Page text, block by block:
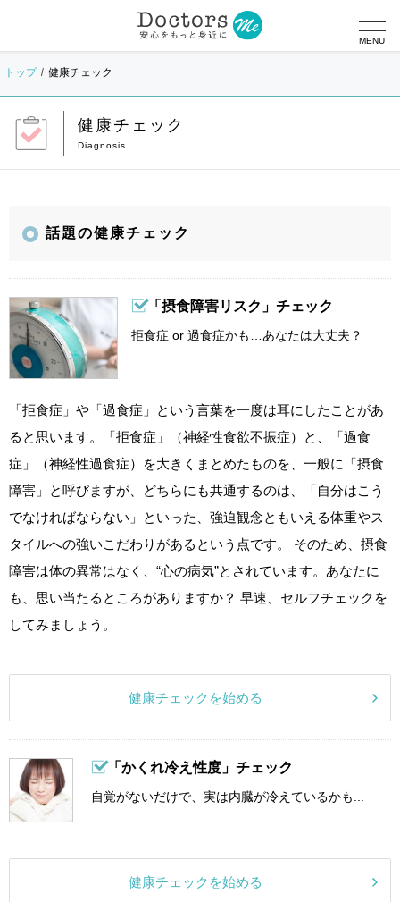
MENU
トップ 健康チェック
健康チェック
話題の健康チェック
「摂食障害リスク」チェック
拒食症 or 過食症かも…あなたは大丈夫？
「拒食症」や「過食症」という言葉を一度は耳にしたことがあ
ると思います。「拒食症」（神経性食欲不振症）と、「過食
症」（神経性過食症）を大きくまとめたものを、一般に「摂食
障害」と呼びますが、どちらにも共通するのは、「自分はこう
でなければならない」といった、強迫観念ともいえる体重やス
タイルへの強いこだわりがあるという点です。 そのため、摂食
障害は体の異常はなく、“心の病気”とされています。あなたに
も、思い当たるところがありますか？ 早速、セルフチェックを
してみましょう。
健康チェックを始める
「かくれ冷え性度」チェック
自覚がないだけで、実は内臓が冷えているかも...
健康チェックを始める